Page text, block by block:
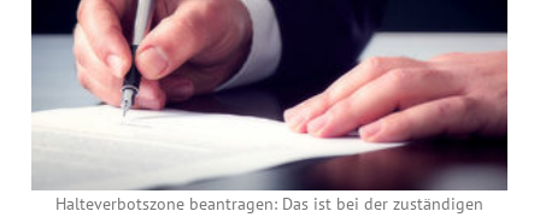
Halteverbotszone beantragen: Das ist bei der zuständigen